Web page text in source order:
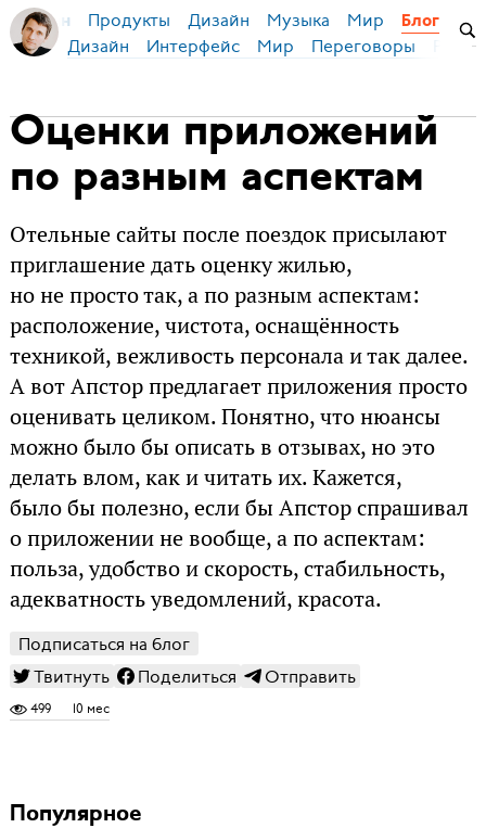
Бирман Продукты Дизайн Музыка Мир Блог
Дизайн Интерфейс Мир Переговоры
Оценки приложений
по разным аспектам
Отельные сайты после поездок присылают
приглашение дать оценку жилью,
но не просто так, а по разным аспектам:
расположение, чистота, оснащённость
техникой, вежливость персонала и так далее.
А вот Апстор предлагает приложения просто
оценивать целиком. Понятно, что нюансы
можно было бы описать в отзывах, но это
делать влом, как и читать их. Кажется,
было бы полезно, если бы Апстор спрашивал
о приложении не вообще, а по аспектам:
польза, удобство и скорость, стабильность,
адекватность уведомлений, красота.
Подписаться на блог
Твитнуть
Поделиться Отправить
499 10 мес
Популярное